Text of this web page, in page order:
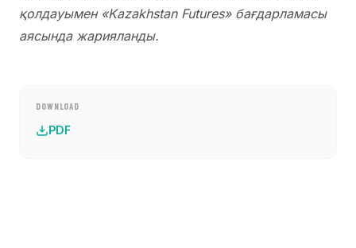
қолдауымен «Kazakhstan Futures» бағдарламасы
аясында жарияланды.
DOWNLOAD
PDF